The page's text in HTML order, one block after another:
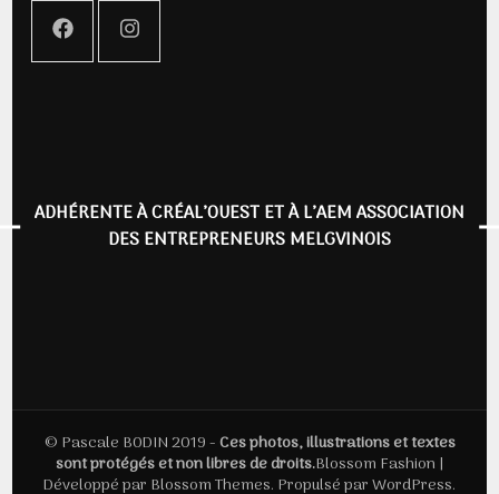
ADHÉRENTE À CRÉAL’OUEST ET À L’AEM ASSOCIATION
DES ENTREPRENEURS MELGVINOIS
© Pascale BODIN 2019 -Ces photos, illustrations et textes
sont protégés et non libres de droits.Blossom Fashion |
Développé par Blossom Themes. Propulsé parWordPress.